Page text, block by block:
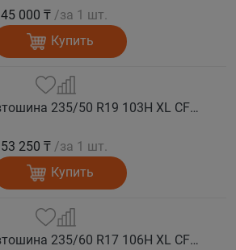
45 000 ₸ /за 1 шт.
Купить
COMFORSER Автошина 235/50 R19 103H XL CF1100 лето
53 250 ₸ /за 1 шт.
Купить
COMFORSER Автошина 235/60 R17 106H XL CF1100 RWL лето